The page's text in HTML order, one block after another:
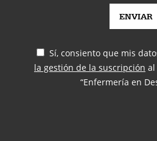
Sí, consiento que mis
la gestión de la suscripción
“Enfermería en